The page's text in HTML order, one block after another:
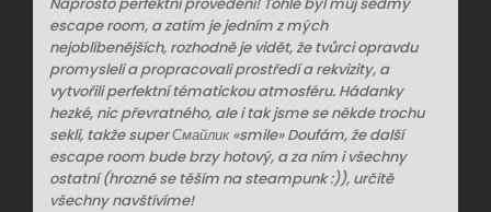
escape room, a zatím je jedním z mých
nejoblíbenějších, rozhodně je vidět, že tvůrci opravdu
promysleli a propracovali prostředí a rekvizity, a
vytvořili perfektní tématickou atmosféru. Hádanky
hezké, nic převratného, ale i tak jsme se někde trochu
sekli, takže super Смайлик «smile» Doufám, že další
escape room bude brzy hotový, a za ním i všechny
ostatní (hrozně se těším na steampunk :)), určitě
všechny navštívíme!